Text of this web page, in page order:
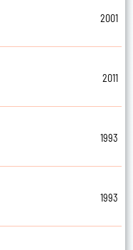
2001
2011
1993
1993